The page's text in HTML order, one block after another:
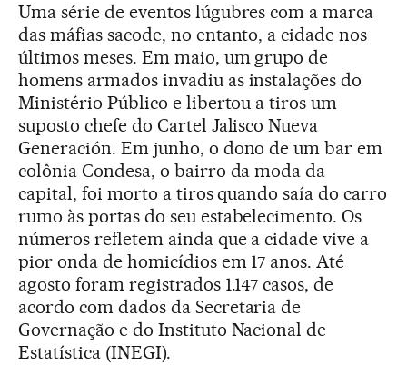
Uma série de eventos lúgubres com a marca
das máfias sacode, no entanto, a cidade nos
últimos meses. Em maio, um grupo de
homens armados invadiu as instalações do
Ministério Público e libertou a tiros um
suposto chefe do Cartel Jalisco Nueva
Generación. Em junho, o dono de um bar em
colônia Condesa, o bairro da moda da
capital, foi morto a tiros quando saía do carro
rumo às portas do seu estabelecimento. Os
números refletem ainda que a cidade vive a
pior onda de homicídios em 17 anos. Até
agosto foram registrados 1.147 casos, de
acordo com dados da Secretaria de
Governação e do Instituto Nacional de
Estatística (INEGI).